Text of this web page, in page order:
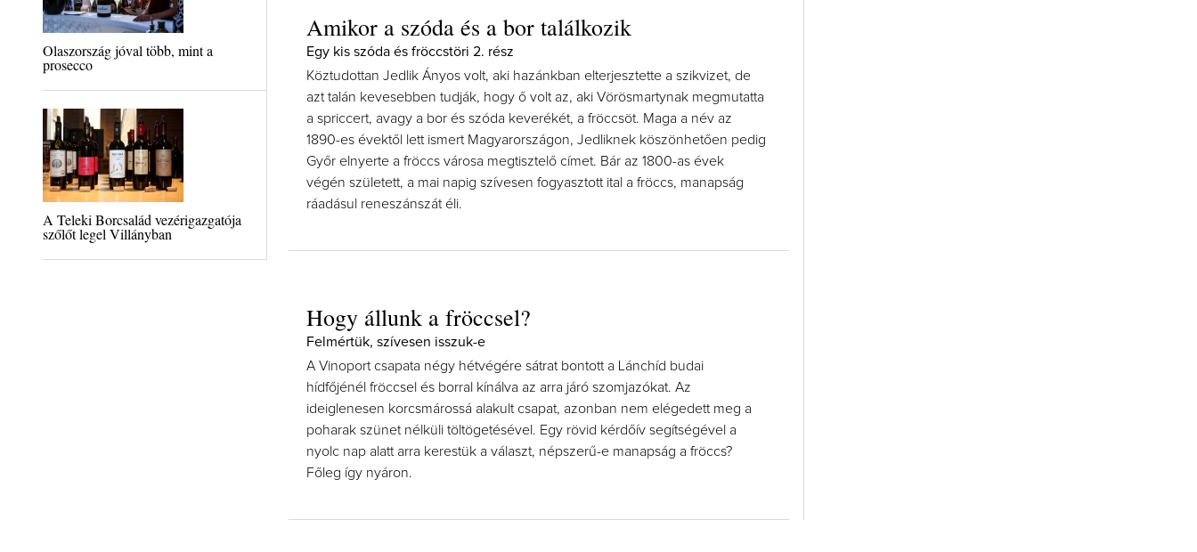
Olaszország jóval több, mint a
prosecco
A Teleki Borcsalád vezérigazgatója
szőlőt legel Villányban
Amikor a szóda és a bor találkozik
Egy kis szóda és fröccstöri 2. rész
Köztudottan Jedlik Ányos volt, aki hazánkban elterjesztette a szikvizet, de
azt talán kevesebben tudják, hogy ő volt az, aki Vörösmartynak megmutatta
a spriccert, avagy a bor és szóda keverékét, a fröccsöt. Maga a név az
1890-es évektől lett ismert Magyarországon, Jedliknek köszönhetően pedig
Győr elnyerte a fröccs városa megtisztelő címet. Bár az 1800-as évek
végén született, a mai napig szívesen fogyasztott ital a fröccs, manapság
ráadásul reneszánszát éli.
Hogy állunk a fröccsel?
Felmértük, szívesen isszuk-e
A Vinoport csapata négy hétvégére sátrat bontott a Lánchíd budai
hídfőjénél fröccsel és borral kínálva az arra járó szomjazókat. Az
ideiglenesen korcsmárossá alakult csapat, azonban nem elégedett meg a
poharak szünet nélküli töltögetésével. Egy rövid kérdőív segítségével a
nyolc nap alatt arra kerestük a választ, népszerű-e manapság a fröccs?
Főleg így nyáron.